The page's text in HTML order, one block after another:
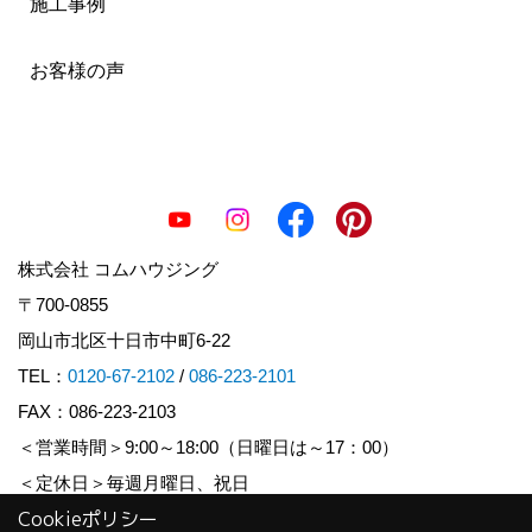
お客様の声
株式会社 コムハウジング
〒700-0855
岡山市北区十日市中町6-22
TEL： 0120-67-2102 / 086-223-2101
FAX：086-223-2103
＜営業時間＞9:00～18:00（日曜日は～17：00）
＜定休日＞毎週月曜日、祝日
Cookieポリシー